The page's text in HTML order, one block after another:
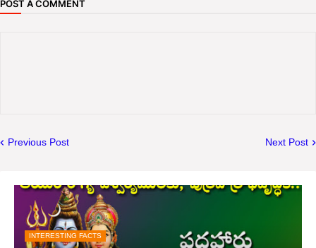
POST A COMMENT
Previous Post Next Post
INTERESTING FACTS